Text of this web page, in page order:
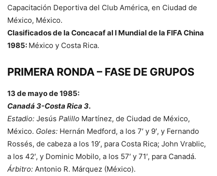
Capacitación Deportiva del Club América, en Ciudad de
México, México.
Clasificados de la Concacaf al I Mundial de la FIFA China
1985: México y Costa Rica.
PRIMERA RONDA – FASE DE GRUPOS
13 de mayo de 1985:
Canadá 3-Costa Rica 3.
Estadio: Jesús Palillo Martínez, de Ciudad de México,
México. Goles: Hernán Medford, a los 7′ y 9′, y Fernando
Rossés, de cabeza a los 19′, para Costa Rica; John Vrablic,
a los 42′, y Dominic Mobilo, a los 57′ y 71′, para Canadá.
Árbitro: Antonio R. Márquez (México).